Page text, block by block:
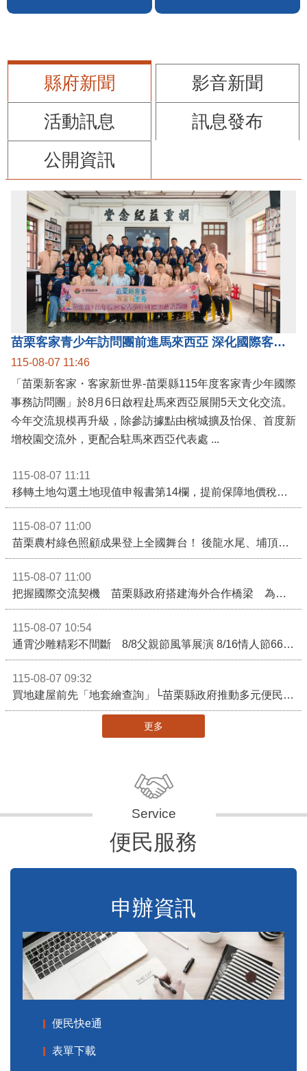
縣府新聞
影音新聞
活動訊息
訊息發布
公開資訊
苗栗客家青少年訪問團前進馬來西亞 深化國際客家文化交流
115-08-07 11:46
「苗栗新客家・客家新世界-苗栗縣115年度客家青少年國際
事務訪問團」於8月6日啟程赴馬來西亞展開5天文化交流。
今年交流規模再升級，除參訪據點由檳城擴及怡保、首度新
增校園交流外，更配合駐馬來西亞代表處 ...
115-08-07 11:11
移轉土地勾選土地現值申報書第14欄，提前保障地價稅節稅權益
115-08-07 11:00
苗栗農村綠色照顧成果登上全國舞台！ 後龍水尾、埔頂社區前進2026高齡健康產業博覽會
115-08-07 11:00
把握國際交流契機 苗栗縣政府搭建海外合作橋梁 為在地產業爭取更多國際市場機會
115-08-07 10:54
通霄沙雕精彩不間斷 8/8父親節風箏展演 8/16情人節66對浪漫挑戰送好禮
115-08-07 09:32
買地建屋前先「地套繪查詢」└苗栗縣政府推動多元便民諮詢服務
更多
便民服務
申辦資訊
便民快e通
表單下載